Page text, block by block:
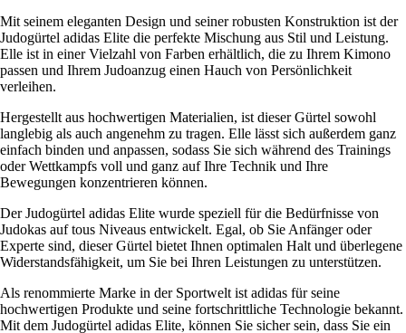
Mit seinem eleganten Design und seiner robusten Konstruktion ist der
Judogürtel adidas Elite die perfekte Mischung aus Stil und Leistung.
Elle ist in einer Vielzahl von Farben erhältlich, die zu Ihrem Kimono
passen und Ihrem Judoanzug einen Hauch von Persönlichkeit
verleihen.
Hergestellt aus hochwertigen Materialien, ist dieser Gürtel sowohl
langlebig als auch angenehm zu tragen. Elle lässt sich außerdem ganz
einfach binden und anpassen, sodass Sie sich während des Trainings
oder Wettkampfs voll und ganz auf Ihre Technik und Ihre
Bewegungen konzentrieren können.
Der Judogürtel adidas Elite wurde speziell für die Bedürfnisse von
Judokas auf tous Niveaus entwickelt. Egal, ob Sie Anfänger oder
Experte sind, dieser Gürtel bietet Ihnen optimalen Halt und überlegene
Widerstandsfähigkeit, um Sie bei Ihren Leistungen zu unterstützen.
Als renommierte Marke in der Sportwelt ist adidas für seine
hochwertigen Produkte und seine fortschrittliche Technologie bekannt.
Mit dem Judogürtel adidas Elite, können Sie sicher sein, dass Sie ein